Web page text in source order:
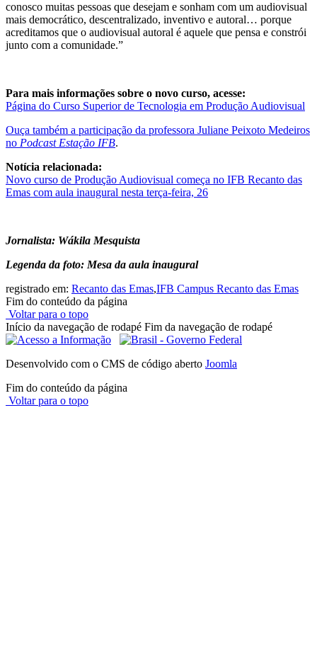
conosco muitas pessoas que desejam e sonham com um audiovisual
mais democrático, descentralizado, inventivo e autoral… porque
acreditamos que o audiovisual autoral é aquele que pensa e constrói
junto com a comunidade.”
Para mais informações sobre o novo curso, acesse:
Página do Curso Superior de Tecnologia em Produção Audiovisual
Ouça também a participação da professora Juliane Peixoto Medeiros
no Podcast Estação IFB.
Notícia relacionada:
Novo curso de Produção Audiovisual começa no IFB Recanto das
Emas com aula inaugural nesta terça-feira, 26
Jornalista: Wákila Mesquista
Legenda da foto: Mesa da aula inaugural
registrado em: Recanto das Emas,IFB Campus Recanto das Emas
Fim do conteúdo da página
Voltar para o topo
Início da navegação de rodapé Fim da navegação de rodapé
Desenvolvido com o CMS de código aberto Joomla
Fim do conteúdo da página
Voltar para o topo